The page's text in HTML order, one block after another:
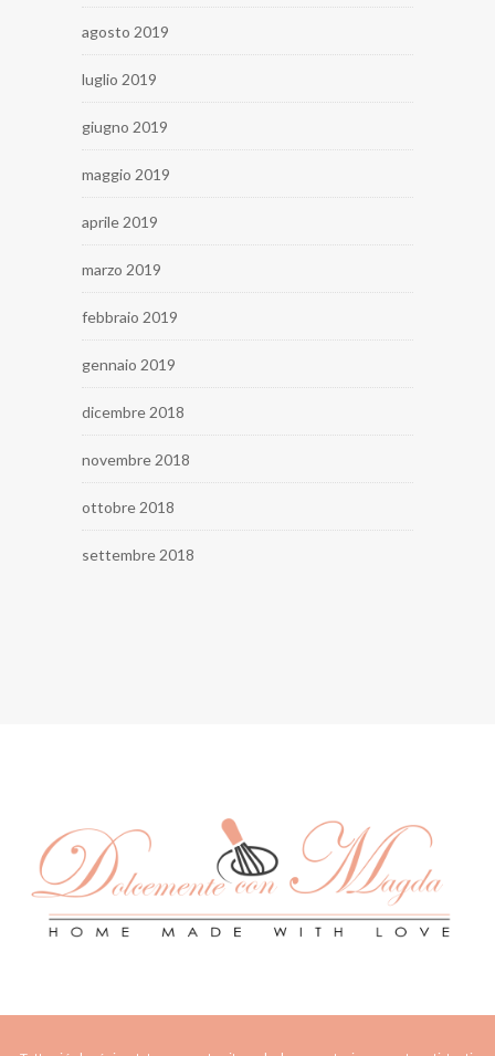
agosto 2019
luglio 2019
giugno 2019
maggio 2019
aprile 2019
marzo 2019
febbraio 2019
gennaio 2019
dicembre 2018
novembre 2018
ottobre 2018
settembre 2018